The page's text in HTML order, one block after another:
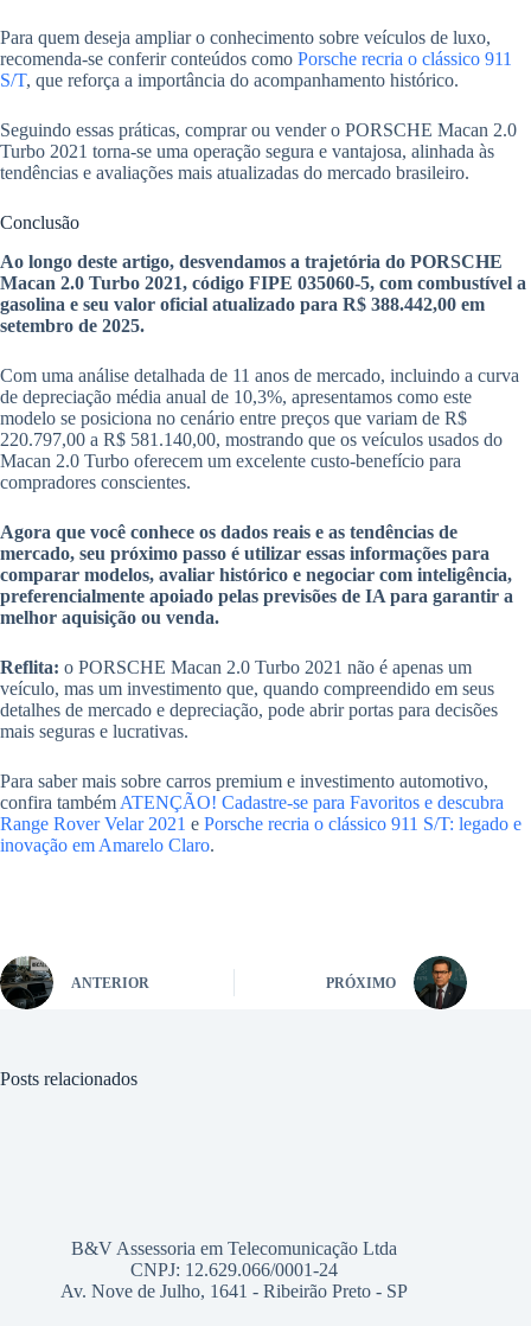
Para quem deseja ampliar o conhecimento sobre veículos de luxo,
recomenda-se conferir conteúdos como Porsche recria o clássico 911
S/T, que reforça a importância do acompanhamento histórico.
Seguindo essas práticas, comprar ou vender o PORSCHE Macan 2.0
Turbo 2021 torna-se uma operação segura e vantajosa, alinhada às
tendências e avaliações mais atualizadas do mercado brasileiro.
Conclusão
Ao longo deste artigo, desvendamos a trajetória do PORSCHE
Macan 2.0 Turbo 2021, código FIPE 035060-5, com combustível a
gasolina e seu valor oficial atualizado para R$ 388.442,00 em
setembro de 2025.
Com uma análise detalhada de 11 anos de mercado, incluindo a curva
de depreciação média anual de 10,3%, apresentamos como este
modelo se posiciona no cenário entre preços que variam de R$
220.797,00 a R$ 581.140,00, mostrando que os veículos usados do
Macan 2.0 Turbo oferecem um excelente custo-benefício para
compradores conscientes.
Agora que você conhece os dados reais e as tendências de
mercado, seu próximo passo é utilizar essas informações para
comparar modelos, avaliar histórico e negociar com inteligência,
preferencialmente apoiado pelas previsões de IA para garantir a
melhor aquisição ou venda.
Reflita: o PORSCHE Macan 2.0 Turbo 2021 não é apenas um
veículo, mas um investimento que, quando compreendido em seus
detalhes de mercado e depreciação, pode abrir portas para decisões
mais seguras e lucrativas.
Para saber mais sobre carros premium e investimento automotivo,
confira também ATENÇÃO! Cadastre-se para Favoritos e descubra
Range Rover Velar 2021 e Porsche recria o clássico 911 S/T: legado e
inovação em Amarelo Claro.
ANTERIOR PRÓXIMO
Posts relacionados
B&V Assessoria em Telecomunicação Ltda
CNPJ: 12.629.066/0001-24
Av. Nove de Julho, 1641 - Ribeirão Preto - SP